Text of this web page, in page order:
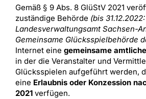
Gemäß § 9 Abs. 8 GlüStV 2021
zuständige Behörde (bis 31.12.2022:
Landesverwaltungsamt Sachsen-
Gemeinsame Glücksspielbehörde
Internet eine gemeinsame
in der die Veranstalter und
Glücksspielen aufgeführt werden,
eine Erlaubnis oder Konzession
2021 verfügen.